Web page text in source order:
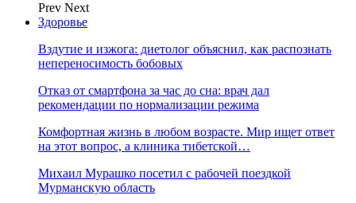
Prev Next
Здоровье
Вздутие и изжога: диетолог объяснил, как распознать
непереносимость бобовых
Отказ от смартфона за час до сна: врач дал
рекомендации по нормализации режима
Комфортная жизнь в любом возрасте. Мир ищет ответ
на этот вопрос, а клиника тибетской…
Михаил Мурашко посетил с рабочей поездкой
Мурманскую область